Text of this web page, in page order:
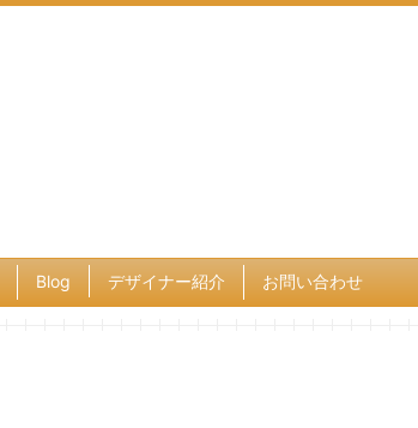
Blog デザイナー紹介 お問い合わせ